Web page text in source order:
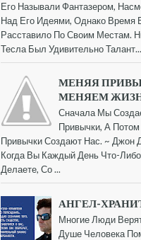
Его Называли Фантазером,
Над Его Идеями, Однако Время
Расставило По Своим Местам.
Тесла Был Удивительно Талант...
МЕНЯЯ
МЕНЯЕМ
Сначала Мы
Привычки, А
Привычки Создают Нас. ~ Джон
Когда Вы Каждый День Что-Либо
Делаете, Со ...
АНГЕЛ-
Многие Люди
Душе Человека